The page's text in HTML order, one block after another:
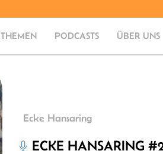
THEMEN PODCASTS ÜBER UNS
Ecke Hansaring
ECKE HANSARING